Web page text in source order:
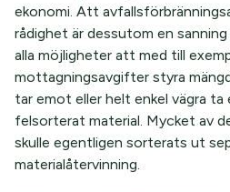
ekonomi. Att
rådighet är dessutom en
alla möjligheter att med till
mottagningsavgifter styra
tar emot eller helt enkel vägra
felsorterat material. Mycket av
skulle egentligen sorterats ut
materialåtervinning.